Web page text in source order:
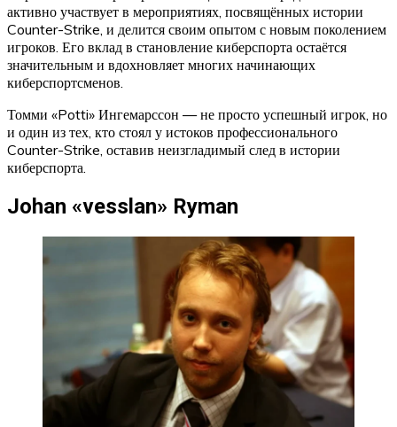
активно участвует в мероприятиях, посвящённых истории
Counter-Strike, и делится своим опытом с новым поколением
игроков. Его вклад в становление киберспорта остаётся
значительным и вдохновляет многих начинающих
киберспортсменов.
Томми «Potti» Ингемарссон — не просто успешный игрок, но
и один из тех, кто стоял у истоков профессионального
Counter-Strike, оставив неизгладимый след в истории
киберспорта.
Johan «vesslan» Ryman